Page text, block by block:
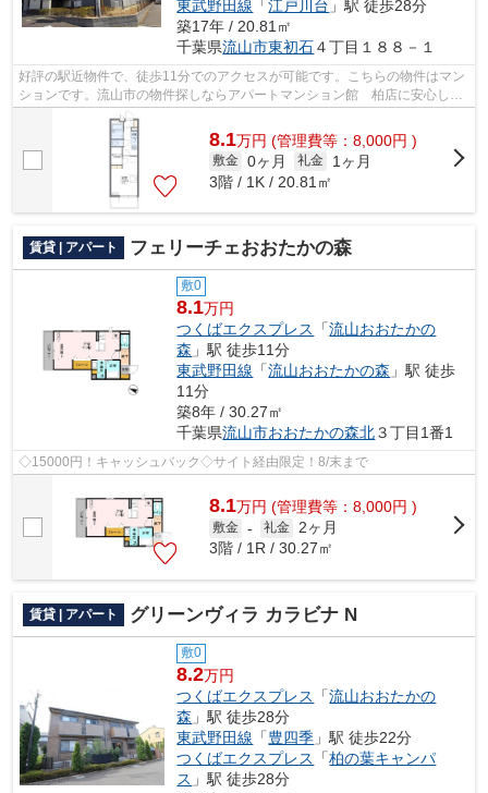
東武野田線 「江戸川台 」駅 徒歩28分
築17年 / 20.81㎡
千葉県流山市東初石４丁目１８８－１
好評の駅近物件で、徒歩11分でのアクセスが可能です。こちらの物件はマン
ションです。流山市の物件探しならアパートマンション館 柏店に安心して
お任せ下さい。物件の詳細に関するこ...
8.1万円 (管理費等：8,000円 )
敷金 0ヶ月 礼金
1ヶ月
3階 / 1K / 20.81㎡
賃貸 | アパート フェリーチェおおたかの森
敷0
8.1万円
つくばエクスプレス
「流山おおたかの
森 」駅 徒歩11分
東武野田線 「流山おおたかの森 」駅 徒歩
11分
築8年 / 30.27㎡
千葉県流山市おおたかの森北３丁目1番1
◇15000円！キャッシュバック◇サイト経由限定！8/末まで
8.1万円 (管理費等：8,000円 )
敷金 - 礼金 2ヶ月
3階 / 1R / 30.27㎡
賃貸 | アパート グリーンヴィラ カラビナ N
敷0
8.2万円
つくばエクスプレス
「流山おおたかの
森 」駅 徒歩28分
東武野田線 「豊四季 」駅 徒歩22分
つくばエクスプレス
「柏の葉キャンパ
ス 」駅 徒歩28分